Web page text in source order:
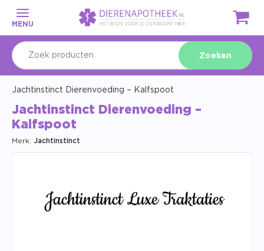
MENU
Zoeken
Jachtinstinct Dierenvoeding – Kalfspoot
Jachtinstinct Dierenvoeding –
Kalfspoot
Merk: Jachtinstinct